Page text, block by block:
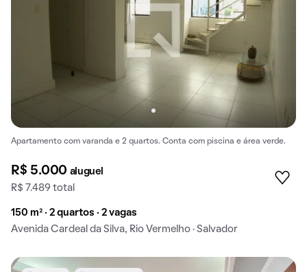
Apartamento com varanda e 2 quartos. Conta com piscina e área verde.
R$ 5.000 aluguel
R$ 7.489 total
150 m² · 2 quartos · 2 vagas
Avenida Cardeal da Silva, Rio Vermelho · Salvador